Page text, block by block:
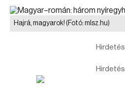
Hajrá, magyarok! (Fotó: mlsz.hu)
Hirdetés
Hirdetés